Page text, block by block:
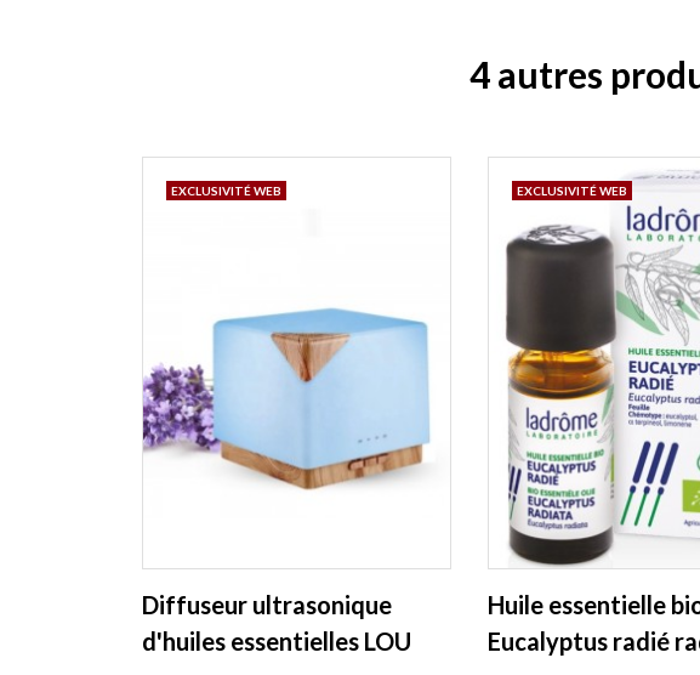
4 autres
Diffuseur ultrasonique
d'huiles essentielles LOU
EXCLUSIVITÉ WEB
Huile essentielle
Eucalyptus radié
EXCLUSIVITÉ WEB